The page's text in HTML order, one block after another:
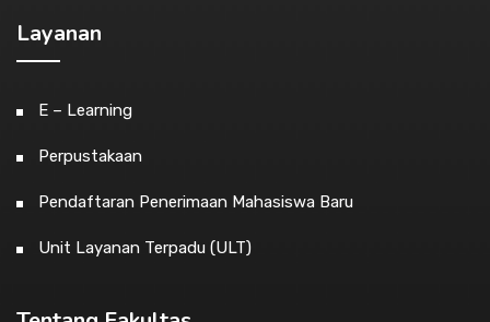
Layanan
E – Learning
Perpustakaan
Pendaftaran Penerimaan Mahasiswa Baru
Unit Layanan Terpadu (ULT)